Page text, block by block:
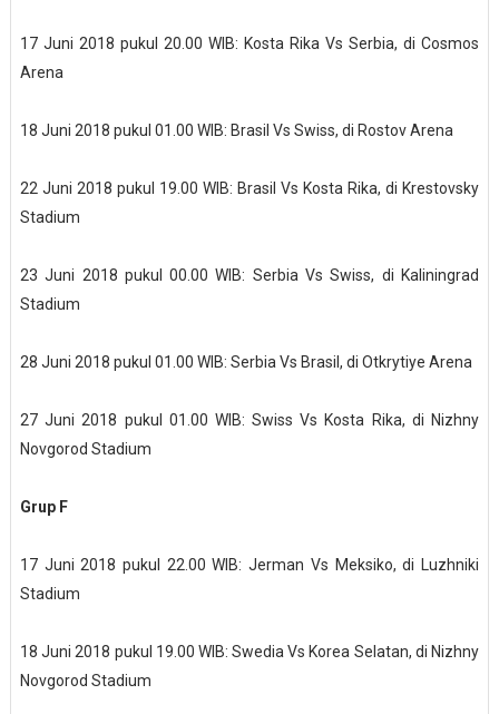
17 Juni 2018 pukul 20.00 WIB: Kosta Rika Vs Serbia, di Cosmos
Arena
18 Juni 2018 pukul 01.00 WIB: Brasil Vs Swiss, di Rostov Arena
22 Juni 2018 pukul 19.00 WIB: Brasil Vs Kosta Rika, di Krestovsky
Stadium
23 Juni 2018 pukul 00.00 WIB: Serbia Vs Swiss, di Kaliningrad
Stadium
28 Juni 2018 pukul 01.00 WIB: Serbia Vs Brasil, di Otkrytiye Arena
27 Juni 2018 pukul 01.00 WIB: Swiss Vs Kosta Rika, di Nizhny
Novgorod Stadium
Grup F
17 Juni 2018 pukul 22.00 WIB: Jerman Vs Meksiko, di Luzhniki
Stadium
18 Juni 2018 pukul 19.00 WIB: Swedia Vs Korea Selatan, di Nizhny
Novgorod Stadium